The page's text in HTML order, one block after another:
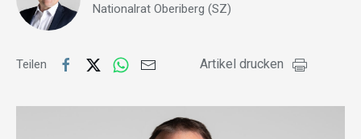
Nationalrat Oberiberg (SZ)
Teilen Artikel drucken